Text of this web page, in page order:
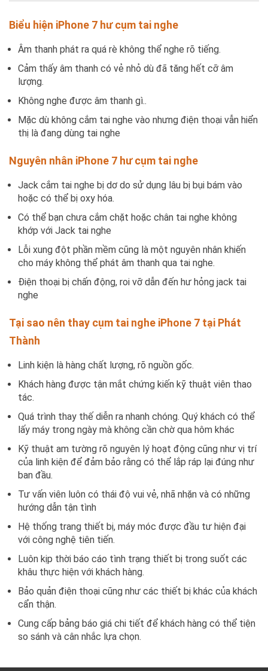
Biểu hiện iPhone 7 hư cụm tai nghe
Âm thanh phát ra quá rè không thể nghe rõ tiếng.
Cảm thấy âm thanh có vẻ nhỏ dù đã tăng hết cỡ âm
lượng.
Không nghe được âm thanh gì..
Mặc dù không cắm tai nghe vào nhưng điện thoại vẫn hiển
thị là đang dùng tai nghe
Nguyên nhân iPhone 7 hư cụm tai nghe
Jack cắm tai nghe bị dơ do sử dụng lâu bị bụi bám vào
hoặc có thể bị oxy hóa.
Có thể bạn chưa cắm chặt hoặc chân tai nghe không
khớp với Jack tai nghe
Lỗi xung đột phần mềm cũng là một nguyên nhân khiến
cho máy không thể phát âm thanh qua tai nghe.
Điện thoại bị chấn động, roi vỡ dẫn đến hư hỏng jack tai
nghe
Tại sao nên thay cụm tai nghe iPhone 7 tại Phát
Thành
Linh kiện là hàng chất lượng, rõ nguồn gốc.
Khách hàng được tận mắt chứng kiến kỹ thuật viên thao
tác.
Quá trình thay thế diễn ra nhanh chóng. Quý khách có thể
lấy máy trong ngày mà không cần chờ qua hôm khác
Kỹ thuật am tường rõ nguyên lý hoạt động cũng như vị trí
của linh kiện để đảm bảo rằng có thể lắp ráp lại đúng như
ban đầu.
Tư vấn viên luôn có thái độ vui vẻ, nhã nhặn và có những
hướng dẫn tận tình
Hệ thống trang thiết bị, máy móc được đầu tư hiện đại
với công nghệ tiên tiến.
Luôn kịp thời báo cáo tình trạng thiết bị trong suốt các
khâu thực hiện với khách hàng.
Bảo quản điện thoại cũng như các thiết bị khác của khách
cẩn thận.
Cung cấp bảng báo giá chi tiết để khách hàng có thể tiện
so sánh và cân nhắc lựa chọn.